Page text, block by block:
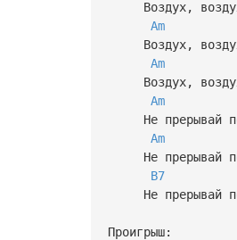
Воздух, воздух
Am
Воздух,
Am
Воздух,
Am
Не прерывай
Am
Не прерывай
B7
Не прерывай
Проигрыш: